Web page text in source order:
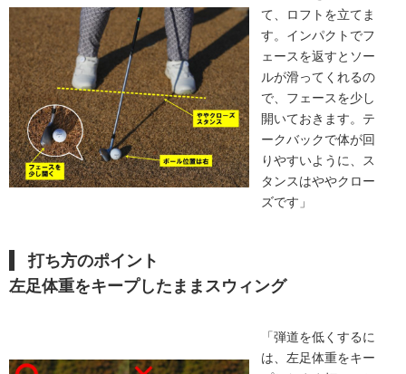
て、ロフトを立てま
す。インパクトでフ
ェースを返すとソー
ルが滑ってくれるの
で、フェースを少し
開いておきます。テ
ークバックで体が回
りやすいように、ス
タンスはややクロー
ズです」
打ち方のポイント
左足体重をキープしたままスウィング
「弾道を低くするに
は、左足体重をキー